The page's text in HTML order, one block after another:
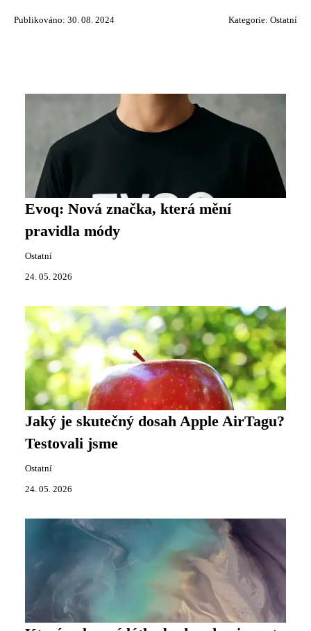
Publikováno: 30. 08. 2024 Kategorie: Ostatní
Evoq: Nová značka, která mění
pravidla módy
Ostatní
24. 05. 2026
Jaký je skutečný dosah Apple AirTagu?
Testovali jsme
Ostatní
24. 05. 2026